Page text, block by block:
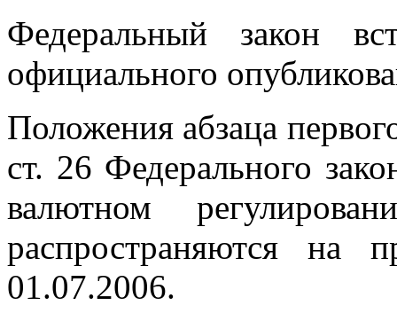
Федеральный закон
официального
Положения абзаца
ст. 26 Федерального
валютном
распространяются на
01.07.2006.